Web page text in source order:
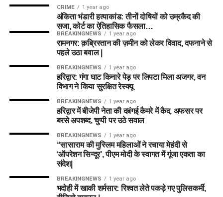
CRIME 1 year ago
अंकिता भंडारी हत्याकांड: तीनों दोषियों को उम्रकैद की
सजा, कोर्ट का ऐतिहासिक फैसला…
BREAKINGNEWS 1 year ago
रामनगर: क़ब्रिस्तान की ज़मीन को लेकर विवाद, दफनाने से
पहले उठा बवाल |
BREAKINGNEWS 1 year ago
हरिद्वार: गंगा घाट किनारे पेड़ पर लिपटा मिला अजगर, वन
विभाग ने किया सुरक्षित रेस्क्यू
BREAKINGNEWS 1 year ago
हरिद्वार में बीजेपी नेता की दबंगई कैमरे में कैद, अफसर पर
बरसे अपशब्द, चुप्पी पर उठे सवाल
BREAKINGNEWS 1 year ago
“सासाराम की मुस्लिम महिलाओं ने रचाया मेहंदी से
‘ऑपरेशन सिन्दूर’, पीएम मोदी के स्वागत में गूंजा एकता का
संदेश|
BREAKINGNEWS 1 year ago
भदोही में खाकी शर्मसार: रिश्वत लेते पकड़े गए पुलिसकर्मी,